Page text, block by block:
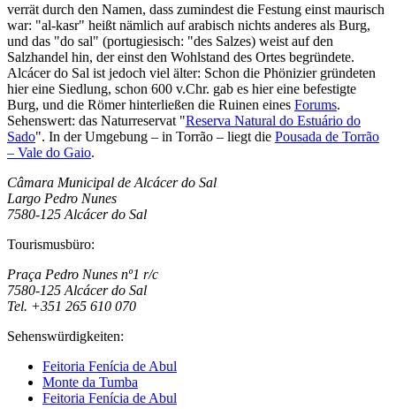
verrät durch den Namen, dass zumindest die Festung einst maurisch
war: "al-kasr" heißt nämlich auf arabisch nichts anderes als Burg,
und das "do sal" (portugiesisch: "des Salzes) weist auf den
Salzhandel hin, der einst den Wohlstand des Ortes begründete.
Alcácer do Sal ist jedoch viel älter: Schon die Phönizier gründeten
hier eine Siedlung, schon 600 v.Chr. gab es hier eine befestigte
Burg, und die Römer hinterließen die Ruinen eines Forums.
Sehenswert: das Naturreservat "Reserva Natural do Estuário do
Sado". In der Umgebung – in Torrão – liegt die Pousada de Torrão
– Vale do Gaio.
Câmara Municipal de Alcácer do Sal
Largo Pedro Nunes
7580-125 Alcácer do Sal
Tourismusbüro:
Praça Pedro Nunes nº1 r/c
7580-125 Alcácer do Sal
Tel. +351 265 610 070
Sehenswürdigkeiten:
Feitoria Fenícia de Abul
Monte da Tumba
Feitoria Fenícia de Abul